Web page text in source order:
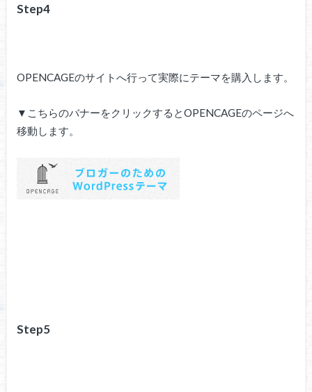
Step4
OPENCAGEのサイトへ行って実際にテーマを購入します。
▼こちらのバナーをクリックするとOPENCAGEのページへ
移動します。
Step5